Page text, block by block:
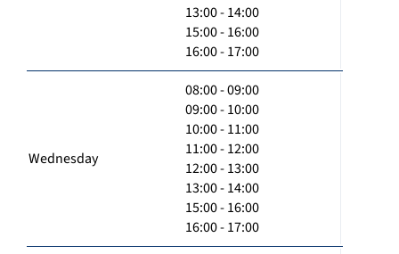
13:00 - 14:00
15:00 - 16:00
16:00 - 17:00
Wednesday
08:00 - 09:00
09:00 - 10:00
10:00 - 11:00
11:00 - 12:00
12:00 - 13:00
13:00 - 14:00
15:00 - 16:00
16:00 - 17:00